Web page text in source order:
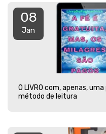
08
Jan
O LIVRO com, apenas,
método de leitura